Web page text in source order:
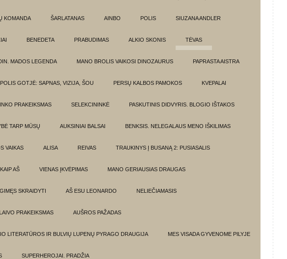
KOMANDA ŠARLATANAS AINBO POLIS SIUZANA ANDLER
BENEDETA PRABUDIMAS ALKIO SKONIS TĖVAS
MADOS LEGENDA MANO BROLIS VAIKOSI DINOZAURUS PAPRASTA AISTRA
GOTJĖ: SAPNAS, VIZIJA, ŠOU PERSŲ KALBOS PAMOKOS KVEPALAI
PRAKEIKSMAS SELEKCININKĖ PASKUTINIS DIDVYRIS. BLOGIO IŠTAKOS
TARP MŪSŲ AUKSINIAI BALSAI BENKSIS. NELEGALAUS MENO IŠKILIMAS
VAIKAS ALISA REIVAS TRAUKINYS Į BUSANĄ 2: PUSIASALIS
AŠ VIENAS ĮKVĖPIMAS MANO GERIAUSIAS DRAUGAS
SKRAIDYTI AŠ ESU LEONARDO NELIEČIAMASIS
PRAKEIKSMAS AUŠROS PAŽADAS
LITERATŪROS IR BULVIŲ LUPENŲ PYRAGO DRAUGIJA MES VISADA GYVENOME PILYJE
SUPERHEROJAI. PRADŽIA